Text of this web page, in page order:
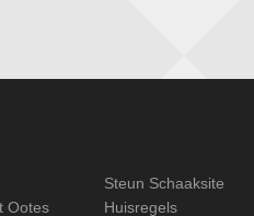
Ootes
Steun Schaaksite
Huisregels